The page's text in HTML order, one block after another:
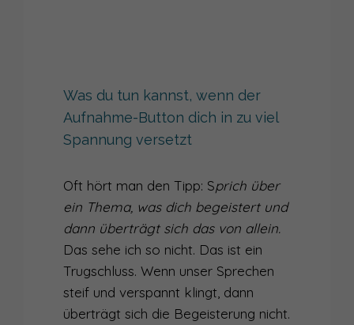
Was du tun kannst, wenn der
Aufnahme-Button dich in zu viel
Spannung versetzt
Oft hört man den Tipp: Sprich über
ein Thema, was dich begeistert und
dann überträgt sich das von allein.
Das sehe ich so nicht. Das ist ein
Trugschluss. Wenn unser Sprechen
steif und verspannt klingt, dann
überträgt sich die Begeisterung nicht.